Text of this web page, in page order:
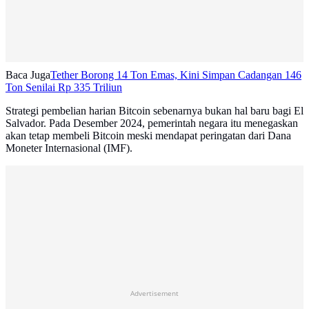
Baca JugaTether Borong 14 Ton Emas, Kini Simpan Cadangan 146
Ton Senilai Rp 335 Triliun
Strategi pembelian harian Bitcoin sebenarnya bukan hal baru bagi El
Salvador. Pada Desember 2024, pemerintah negara itu menegaskan
akan tetap membeli Bitcoin meski mendapat peringatan dari Dana
Moneter Internasional (IMF).
Advertisement